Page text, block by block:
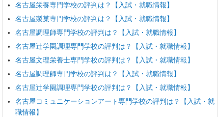
名古屋栄養専門学校の評判は？【入試・就職情報】
名古屋製菓専門学校の評判は？【入試・就職情報】
名古屋調理師専門学校の評判は？【入試・就職情報】
名古屋辻学園調理専門学校の評判は？【入試・就職情報】
名古屋文理栄養士専門学校の評判は？【入試・就職情報】
名古屋調理師専門学校の評判は？【入試・就職情報】
名古屋辻学園調理専門学校の評判は？【入試・就職情報】
名古屋コミュニケーションアート専門学校の評判は？【入試・就
職情報】